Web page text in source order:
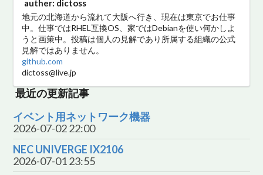
auther: dictoss
地元の北海道から流れて大阪へ行き、現在は東京でお仕事
中。仕事ではRHEL互換OS、家ではDebianを使い何かしよ
うと画策中。投稿は個人の見解であり所属する組織の公式
見解ではありません。
github.com
dictoss@live.jp
最近の更新記事
イベント用ネットワーク機器
2026-07-02 22:00
NEC UNIVERGE IX2106
2026-07-01 23:55